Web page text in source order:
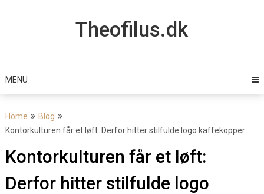
Theofilus.dk
MENU
Home
Blog
Kontorkulturen får et løft: Derfor hitter stilfulde logo kaffekopper
Kontorkulturen får et løft:
Derfor hitter stilfulde logo